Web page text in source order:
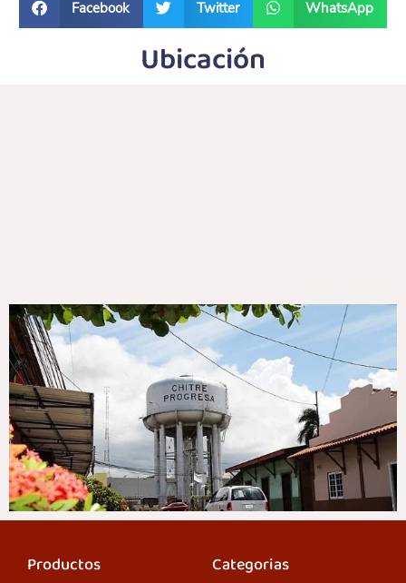
Facebook Twitter WhatsApp
Ubicación
Productos Categorias